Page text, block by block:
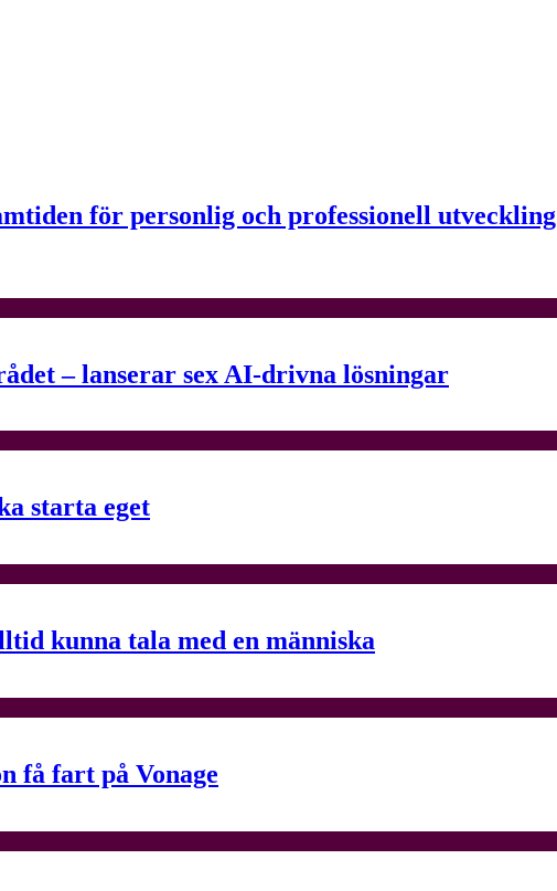
för personlig och professionell utveckling
– lanserar sex AI-drivna lösningar
starta eget
kunna tala med en människa
få fart på Vonage